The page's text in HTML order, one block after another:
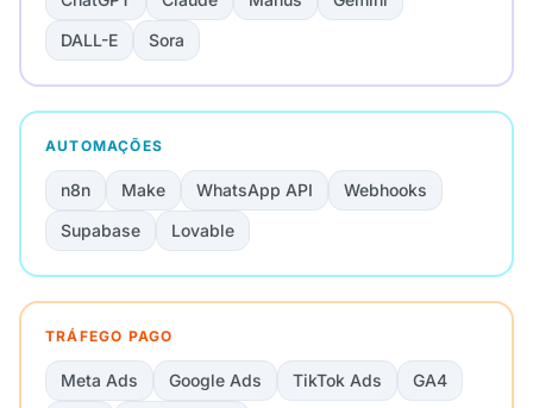
DALL-E
Sora
AUTOMAÇÕES
n8n Make WhatsApp API
Webhooks
Supabase
Lovable
TRÁFEGO PAGO
Meta Ads Google Ads TikTok Ads
GA4